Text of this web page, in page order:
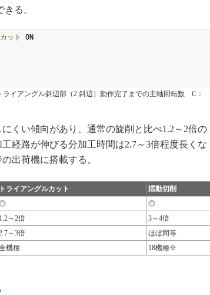
る。
ット
ON
イアングル斜辺部（2 斜辺）動作完了までの主軸回転数 C：
くい傾向があり、通常の旋削と比べ1.2～2倍の
経路が伸びる分加工時間は2.7～3倍程度長くな
出荷機に搭載する。
トライアングルカット
揺動切削
◎
1.2～2倍
3～4倍
～3倍
ほぼ同等
機種
18機種※